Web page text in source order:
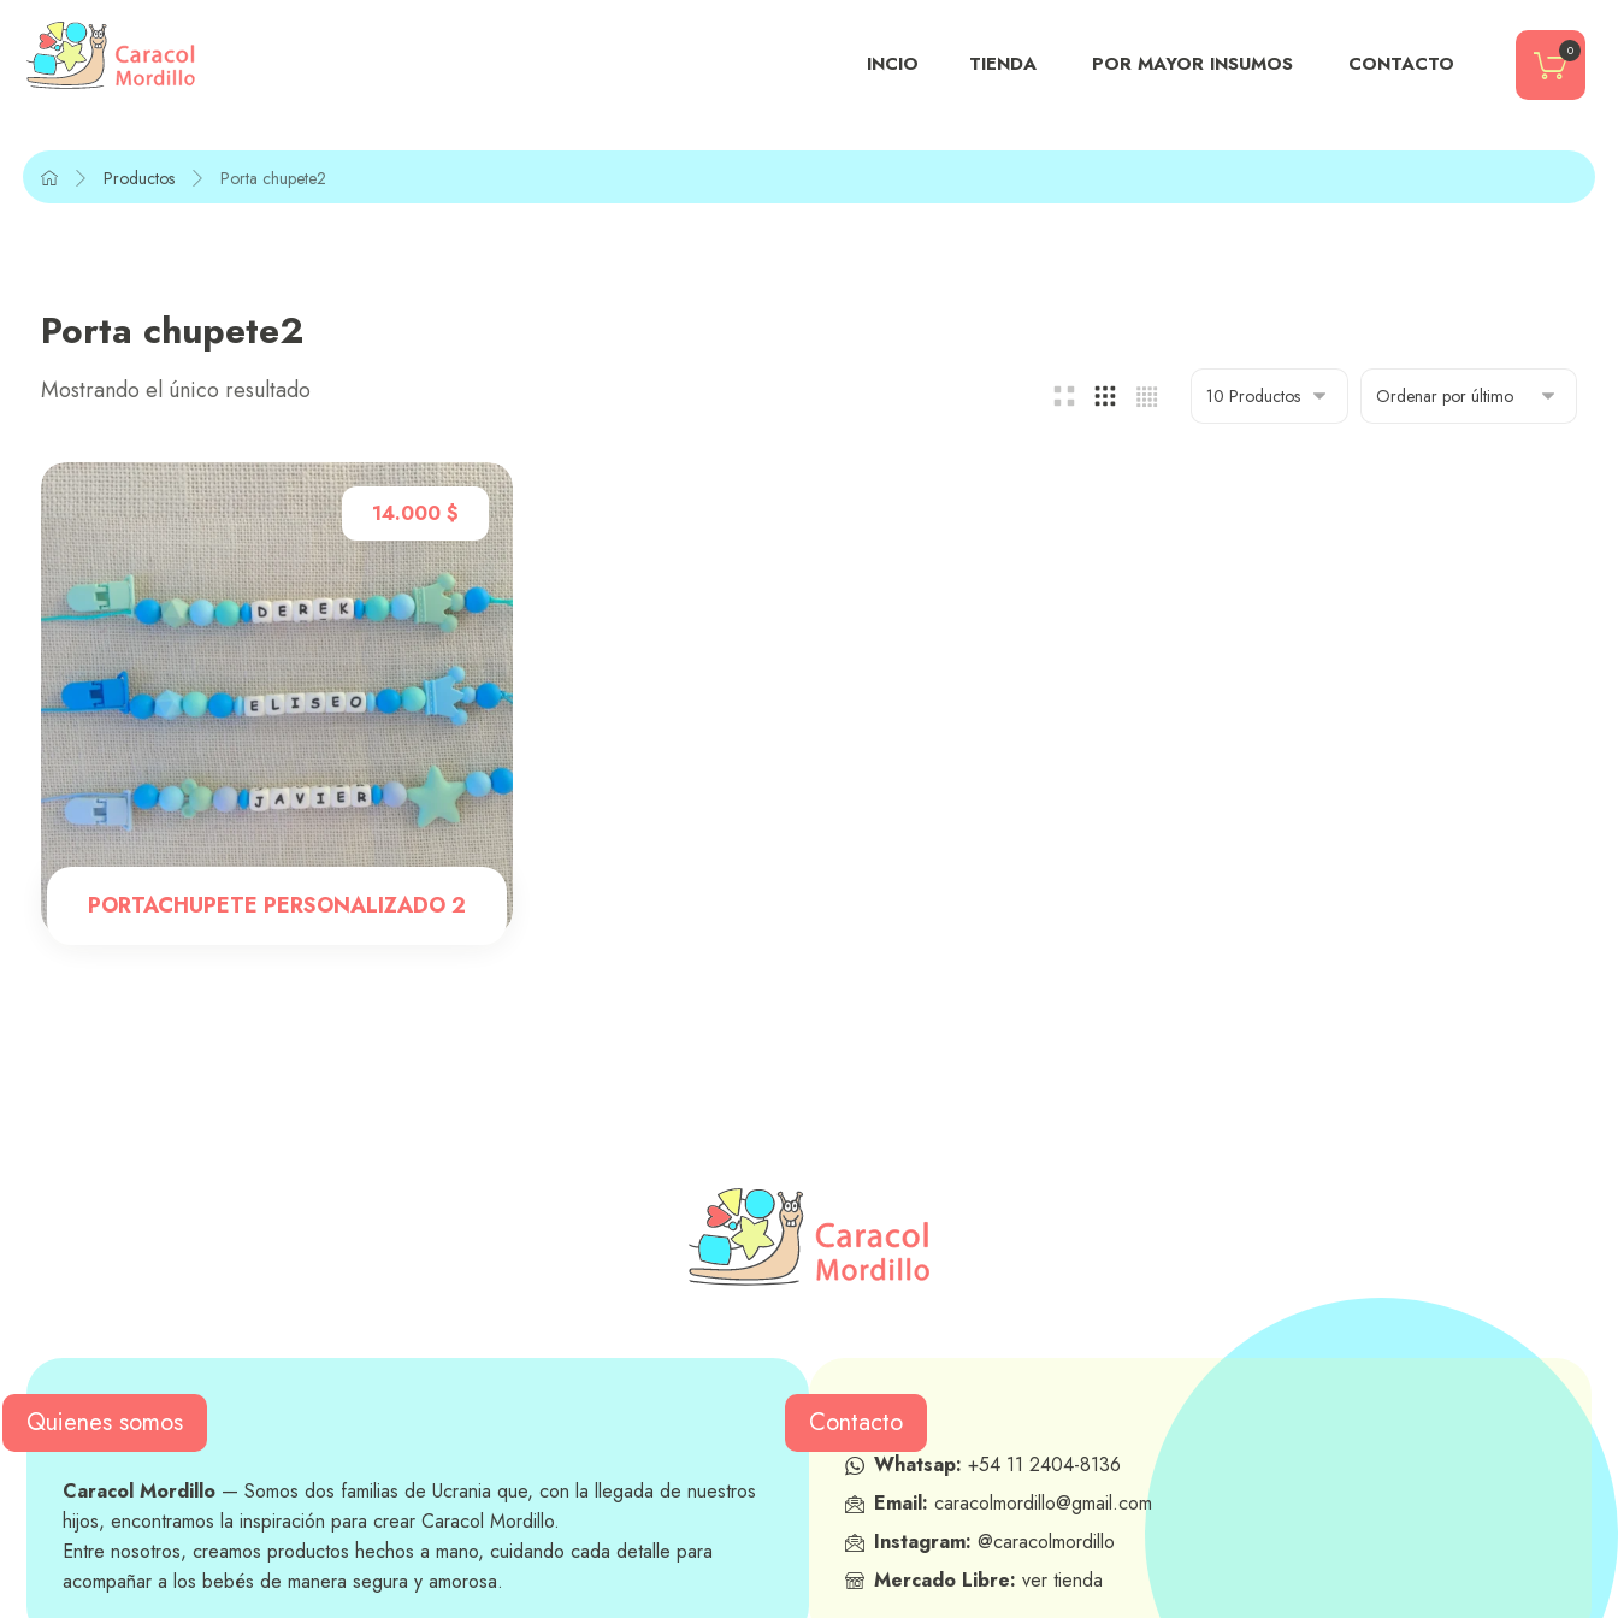
0
INCIO TIENDA POR MAYOR INSUMOS CONTACTO
Productos Porta chupete2
Porta chupete2
Mostrando el único resultado
PORTACHUPETE PERSONALIZADO 2
14.000$
Quienes somos
Caracol Mordillo — Somos dos familias de Ucrania que, con la llegada de nuestros
hijos, encontramos la inspiración para crear Caracol Mordillo.
Entre nosotros, creamos productos hechos a mano, cuidando cada detalle para
acompañar a los bebés de manera segura y amorosa.
Contacto
Whatsap: +54 11 2404-8136
Email: caracolmordillo@gmail.com
Instagram: @caracolmordillo
Mercado Libre: ver tienda